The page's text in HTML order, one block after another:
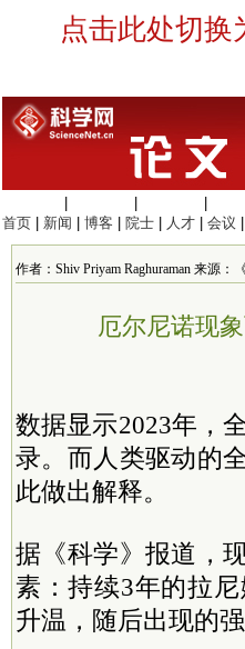
点击此处切换
首页
新闻 博客 院士 人才 会议
作者：Shiv Priyam Raghuraman 来源
厄尔尼诺现
数据显示2023年，
录。而人类驱动的
此做出解释。
据《科学》报道，
素：持续3年的拉
升温，随后出现的